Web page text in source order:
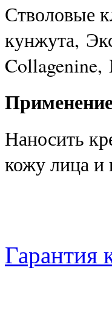
Стволовые
кунжута,
Collagenine,
Наносить
кожу лица и
Гарантия